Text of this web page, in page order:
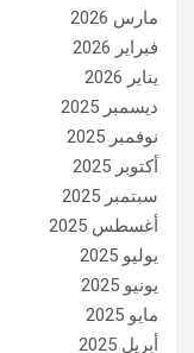
مارس 2026
فبراير 2026
يناير 2026
ديسمبر 2025
نوفمبر 2025
أكتوبر 2025
سبتمبر 2025
أغسطس 2025
يوليو 2025
يونيو 2025
مايو 2025
أبريل 2025